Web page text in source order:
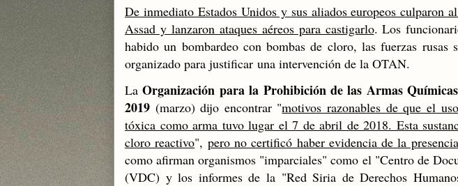
De inmediato Estados Unidos y sus aliados europeos culparon
Assad y lanzaron ataques aéreos para castigarlo. Los
habido un bombardeo con bombas de cloro, las fuerzas rusas
organizado para justificar una intervención de la OTAN.
LaOrganización para la Prohibición de las Armas Químicas
2019 (marzo) dijo encontrar "motivos razonables de que el
tóxica como arma tuvo lugar el 7 de abril de 2018. Esta
cloro reactivo", pero no certificó haber evidencia de la
como afirman organismos "imparciales" como el "Centro de
(VDC) y los informes de la "Red Siria de Derechos